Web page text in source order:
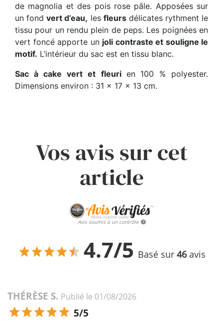
de magnolia et des pois rose pâle. Apposées sur
un fondvert d’eau, les fleursdélicates rythment le
tissu pour un rendu plein de peps. Les poignées en
vert foncé apporte un joli contraste et souligne le
motif. L’intérieur du sac est en tissu blanc.
Sac à cake vert et fleuri en 100 % polyester.
Dimensions environ : 31 x 17 x 13 cm.
Vos avis sur cet
article
Avis soumis à un contrôle
4.7/5 Basé sur 46avis
THÉRÈSE S. Publié le 01/08/2026
5/5